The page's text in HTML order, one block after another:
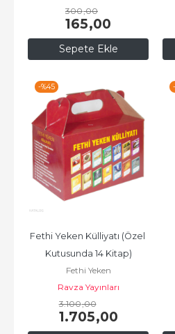
Sepete Ekle
300,00
165,00
-%45
Fethi Yeken Külliyatı (Özel
Kutusunda 14 Kitap)
Fethi Yeken
Ravza Yayınları
3.100,00
1.705,00